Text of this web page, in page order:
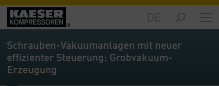
Märkte
-
Übersicht
Produkte
Schrauben-Vakuumanlagen mit neuer
effizienter Steuerung: Grobvakuum-
Erzeugung